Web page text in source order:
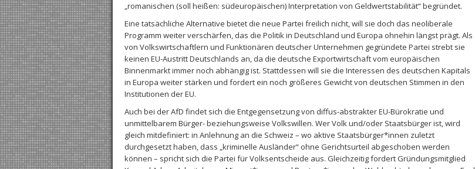
„romanischen (soll heißen: südeuropäischen) Interpretation von Geldwertstabilität“ begründet.
Eine tatsächliche Alternative bietet die neue Partei freilich nicht, will sie doch das neoliberale
Programm weiter verschärfen, das die Politik in Deutschland und Europa ohnehin längst prägt. Als
von Volkswirtschaftlern und Funktionären deutscher Unternehmen gegründete Partei strebt sie
keinen EU-Austritt Deutschlands an, da die deutsche Exportwirtschaft vom europäischen
Binnenmarkt immer noch abhängig ist. Stattdessen will sie die Interessen des deutschen Kapitals
in Europa weiter stärken und fordert ein noch größeres Gewicht von deutschen Stimmen in den
Institutionen der EU.
Auch bei der AfD findet sich die Entgegensetzung von diffus-abstrakter EU-Bürokratie und
unmittelbarem Bürger- beziehungsweise Volkswillen. Wer Volk und/oder Staatsbürger ist, wird
gleich mitdefiniert: in Anlehnung an die Schweiz – wo aktive Staatsbürger*innen zuletzt
durchgesetzt haben, dass „kriminelle Ausländer“ ohne Gerichtsurteil abgeschoben werden
können – spricht sich die Partei für Volksentscheide aus. Gleichzeitig fordert Gründungsmitglied